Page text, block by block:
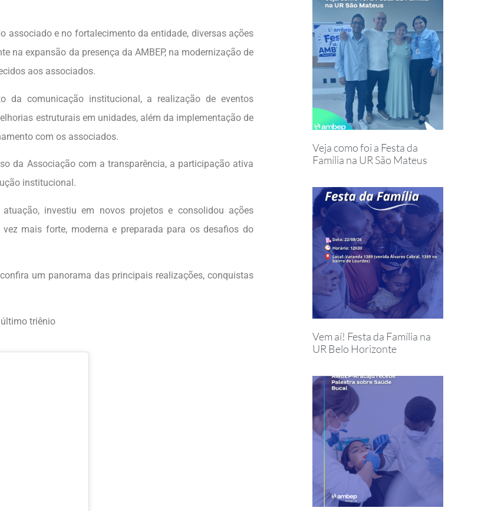
associado e no fortalecimento da entidade, diversas ações
na expansão da presença da AMBEP, na modernização de
aos associados.
da comunicação institucional, a realização de eventos
estruturais em unidades, além da implementação de
com os associados.
da Associação com a transparência, a participação ativa
institucional.
investiu em novos projetos e consolidou ações
mais forte, moderna e preparada para os desafios do
um panorama das principais realizações, conquistas
triênio
Veja como foi a Festa da
Família na UR São Mateus
Vem aí! Festa da Família na
UR Belo Horizonte